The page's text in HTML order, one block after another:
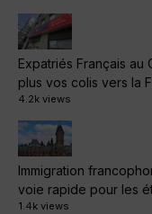
Expatriés Français au
plus vos colis vers la
4.2k views
Immigration
voie rapide pour les
1.4k views